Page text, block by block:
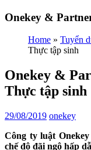
Onekey &
Home » Tuyển
Thực tập sinh
Onekey &
Thực tập sinh
29/08/2019 onekey
Công ty luật
chế độ đãi ngộ hấp